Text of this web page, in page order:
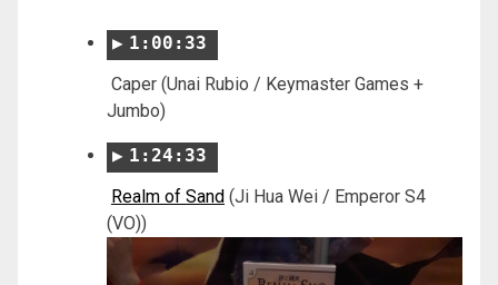
1:00:33
Caper (Unai Rubio / Keymaster Games +
Jumbo)
1:24:33
Realm of Sand (Ji Hua Wei / Emperor S4
(VO))